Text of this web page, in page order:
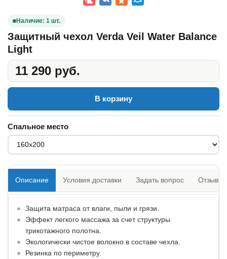
Наличие: 1 шт.
Защитный чехол Verda Veil Water Balance
Light
11 290 руб.
В корзину
Спальное место
Описание Условия доставки Задать вопрос Отзывы
Защита матраса от влаги, пыли и грязи.
Эффект легкого массажа за счет структуры
трикотажного полотна.
Экологически чистое волокно в составе чехла.
Резинка по периметру.